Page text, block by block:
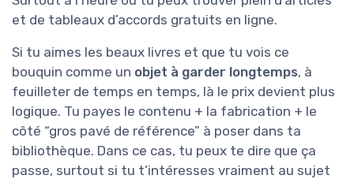
et de tableaux d’accords gratuits en ligne.
Si tu aimes les beaux livres et que tu vois ce
bouquin comme un objet à garder longtemps, à
feuilleter de temps en temps, là le prix devient plus
logique. Tu payes le contenu + la fabrication + le
côté “gros pavé de référence” à poser dans ta
bibliothèque. Dans ce cas, tu peux te dire que ça
passe, surtout si tu t’intéresses vraiment au sujet